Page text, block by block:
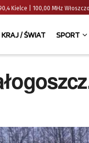
Kielce | 100,00 MHz
KRAJ / ŚWIAT SPORT